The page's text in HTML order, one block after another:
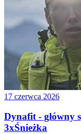
17 czerwca 2026
Dynafit - główny
3xŚnieżka